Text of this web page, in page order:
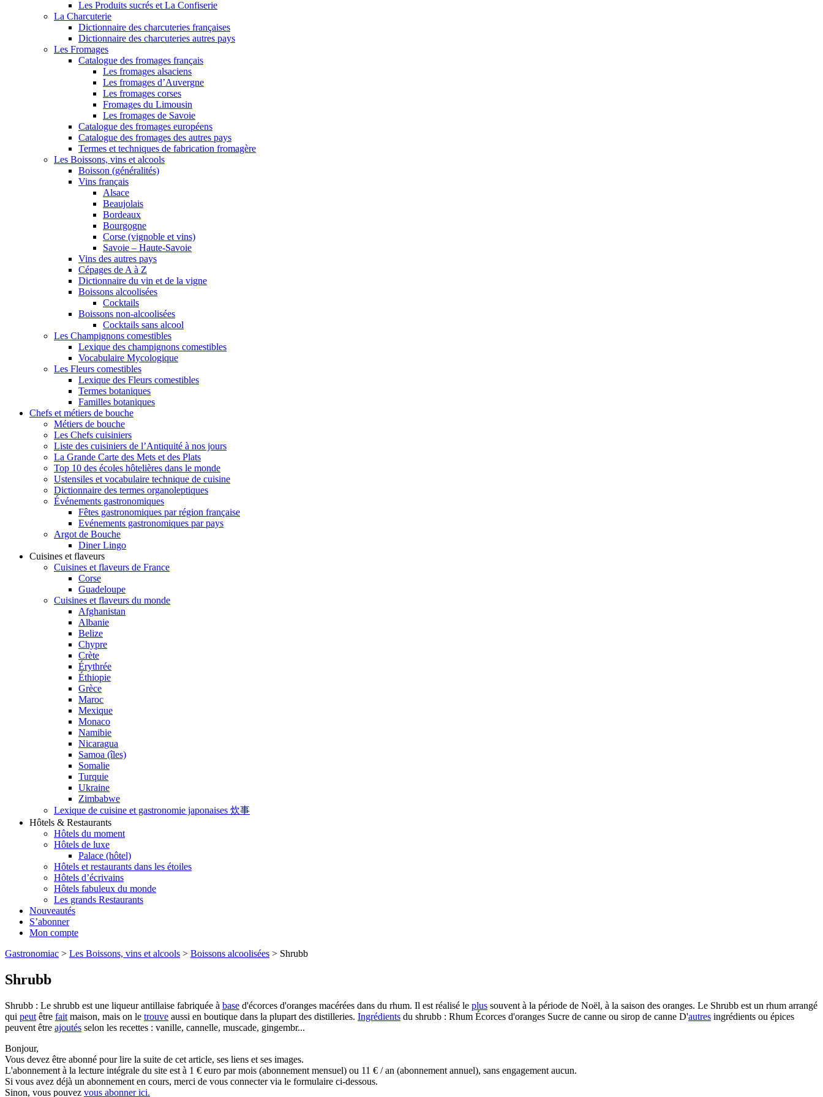
Les Produits sucrés et La Confiserie
La Charcuterie
Dictionnaire des charcuteries françaises
Dictionnaire des charcuteries autres pays
Les Fromages
Catalogue des fromages français
Les fromages alsaciens
Les fromages d’Auvergne
Les fromages corses
Fromages du Limousin
Les fromages de Savoie
Catalogue des fromages européens
Catalogue des fromages des autres pays
Termes et techniques de fabrication fromagère
Les Boissons, vins et alcools
Boisson (généralités)
Vins français
Alsace
Beaujolais
Bordeaux
Bourgogne
Corse (vignoble et vins)
Savoie – Haute-Savoie
Vins des autres pays
Cépages de A à Z
Dictionnaire du vin et de la vigne
Boissons alcoolisées
Cocktails
Boissons non-alcoolisées
Cocktails sans alcool
Les Champignons comestibles
Lexique des champignons comestibles
Vocabulaire Mycologique
Les Fleurs comestibles
Lexique des Fleurs comestibles
Termes botaniques
Familles botaniques
Chefs et métiers de bouche
Métiers de bouche
Les Chefs cuisiniers
Liste des cuisiniers de l’Antiquité à nos jours
La Grande Carte des Mets et des Plats
Top 10 des écoles hôtelières dans le monde
Ustensiles et vocabulaire technique de cuisine
Dictionnaire des termes organoleptiques
Événements gastronomiques
Fêtes gastronomiques par région française
Evénements gastronomiques par pays
Argot de Bouche
Diner Lingo
Cuisines et flaveurs
Cuisines et flaveurs de France
Corse
Guadeloupe
Cuisines et flaveurs du monde
Afghanistan
Albanie
Belize
Chypre
Crète
Érythrée
Éthiopie
Grèce
Maroc
Mexique
Monaco
Namibie
Nicaragua
Samoa (îles)
Somalie
Turquie
Ukraine
Zimbabwe
Lexique de cuisine et gastronomie japonaises 炊事
Hôtels & Restaurants
Hôtels du moment
Hôtels de luxe
Palace (hôtel)
Hôtels et restaurants dans les étoiles
Hôtels d’écrivains
Hôtels fabuleux du monde
Les grands Restaurants
Nouveautés
S’abonner
Mon compte
Gastronomiac > Les Boissons, vins et alcools > Boissons alcoolisées > Shrubb
Shrubb
Shrubb : Le shrubb est une liqueur antillaise fabriquée à base d'écorces d'oranges macérées dans du rhum. Il est réalisé le plus souvent à la période de Noël, à la saison des oranges. Le Shrubb est un rhum arrangé
qui peut être fait maison, mais on le trouve aussi en boutique dans la plupart des distilleries. Ingrédients du shrubb : Rhum Écorces d'oranges Sucre de canne ou sirop de canne D'autres ingrédients ou épices
peuvent être ajoutés selon les recettes : vanille, cannelle, muscade, gingembr...
Bonjour,
Vous devez être abonné pour lire la suite de cet article, ses liens et ses images.
L'abonnement à la lecture intégrale du site est à 1 € euro par mois (abonnement mensuel) ou 11 € / an (abonnement annuel), sans engagement aucun.
Si vous avez déjà un abonnement en cours, merci de vous connecter via le formulaire ci-dessous.
Sinon, vous pouvez vous abonner ici.